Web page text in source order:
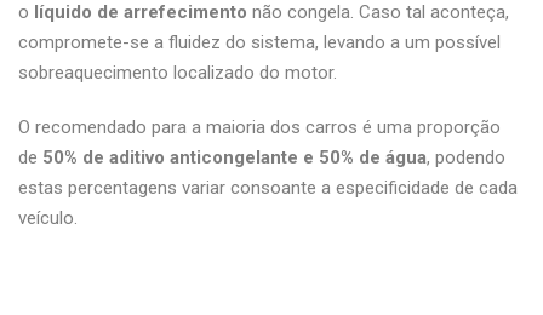
o líquido de arrefecimento não congela. Caso tal aconteça,
compromete-se a fluidez do sistema, levando a um possível
sobreaquecimento localizado do motor.
O recomendado para a maioria dos carros é uma proporção
de 50% de aditivo anticongelante e 50% de água, podendo
estas percentagens variar consoante a especificidade de cada
veículo.